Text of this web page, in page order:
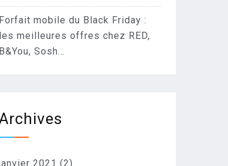
Forfait mobile du Black Friday :
les meilleures offres chez RED,
B&You, Sosh…
2021 (2)